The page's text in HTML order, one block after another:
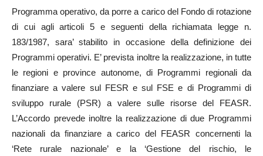
Programma operativo, da porre a carico del Fondo di rotazione
di cui agli articoli 5 e seguenti della richiamata legge n.
183/1987, sara’ stabilito in occasione della definizione dei
Programmi operativi. E’ prevista inoltre la realizzazione, in tutte
le regioni e province autonome, di Programmi regionali da
finanziare a valere sul FESR e sul FSE e di Programmi di
sviluppo rurale (PSR) a valere sulle risorse del FEASR.
L’Accordo prevede inoltre la realizzazione di due Programmi
nazionali da finanziare a carico del FEASR concernenti la
‘Rete rurale nazionale’ e la ‘Gestione del rischio, le